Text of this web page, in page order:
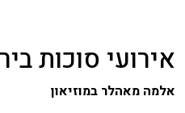
סוכות
מאהלר במוזיאון